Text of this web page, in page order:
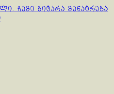
ჩემი გიტარა მენატრება